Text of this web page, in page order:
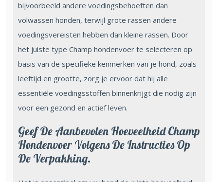
bijvoorbeeld andere voedingsbehoeften dan
volwassen honden, terwijl grote rassen andere
voedingsvereisten hebben dan kleine rassen. Door
het juiste type Champ hondenvoer te selecteren op
basis van de specifieke kenmerken van je hond, zoals
leeftijd en grootte, zorg je ervoor dat hij alle
essentiële voedingsstoffen binnenkrijgt die nodig zijn
voor een gezond en actief leven.
Geef De Aanbevolen Hoeveelheid Champ
Hondenvoer Volgens De Instructies Op
De Verpakking.